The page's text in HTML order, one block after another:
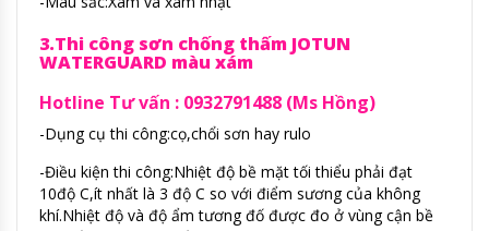
3.Thi công sơn chống thấm JOTUN
WATERGUARD màu xám
Hotline Tư vấn : 0932791488 (Ms Hồng)
-Dụng cụ thi công:cọ,chổi sơn hay rulo
-Điều kiện thi công:Nhiệt độ bề mặt tối thiểu phải đạt
10độ C,ít nhất là 3 độ C so với điểm sương của không
khí.Nhiệt độ và độ ẩm tương đố được đo ở vùng cận bề